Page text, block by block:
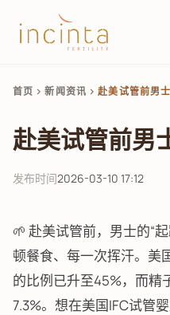
首页 chevron_right新闻资讯 chevron_right赴美试管前男
赴美试管前男
发布时间2026-03-10 17:12
🌱 赴美试管前，男士的“
顿餐食、每一次挥汗。美
的比例已升至45%，而精
7.3%。想在美国IFC试管